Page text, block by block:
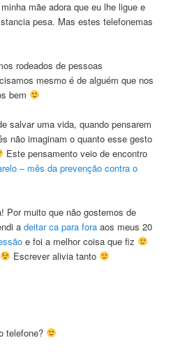
mãe adora que eu lhe ligue e
pesa. Mas estes telefonemas
rodeados de pessoas
mesmo é de alguém que nos
bem
salvar uma vida, quando pensarem
não imaginam o quanto esse gesto
Este pensamento veio de encontro
– mês da prevenção contra o
Por muito que não gostemos de
a deitar ca para foraaos meus 20
e foi a melhor coisa que fiz
Escrever alivia tanto
telefone?